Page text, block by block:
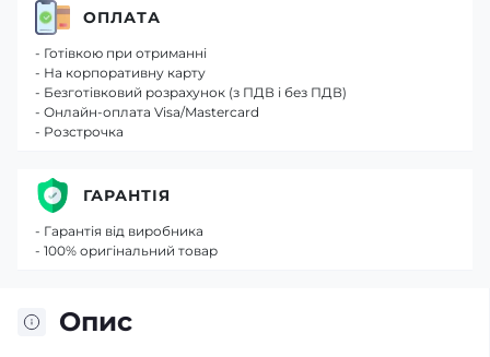
Опис
ОПЛАТА
- Готівкою при отриманні
- На корпоративну карту
- Безготівковий розрахунок (з ПДВ і без ПДВ)
- Онлайн-оплата Visa/Mastercard
- Розстрочка
ГАРАНТІЯ
- Гарантія від виробника
- 100% оригінальний товар